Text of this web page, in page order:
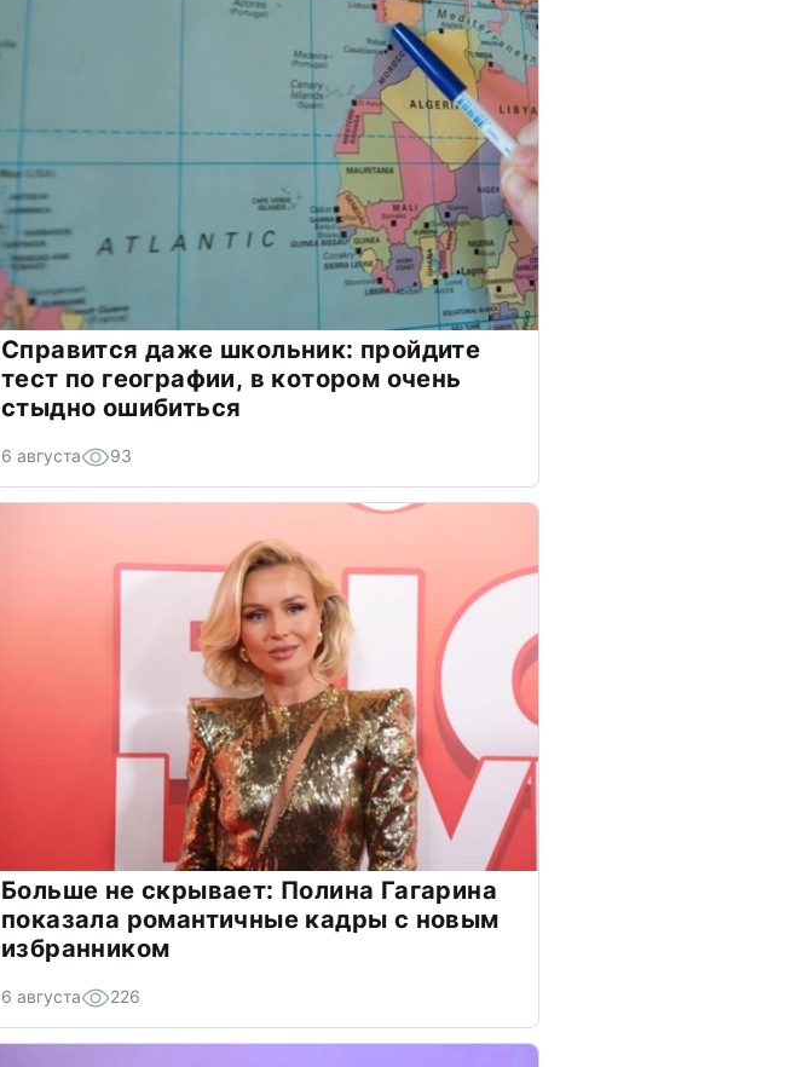
Справится даже школьник: пройдите
тест по географии, в котором очень
стыдно ошибиться
6 августа 93
Больше не скрывает: Полина Гагарина
показала романтичные кадры с новым
избранником
6 августа 226